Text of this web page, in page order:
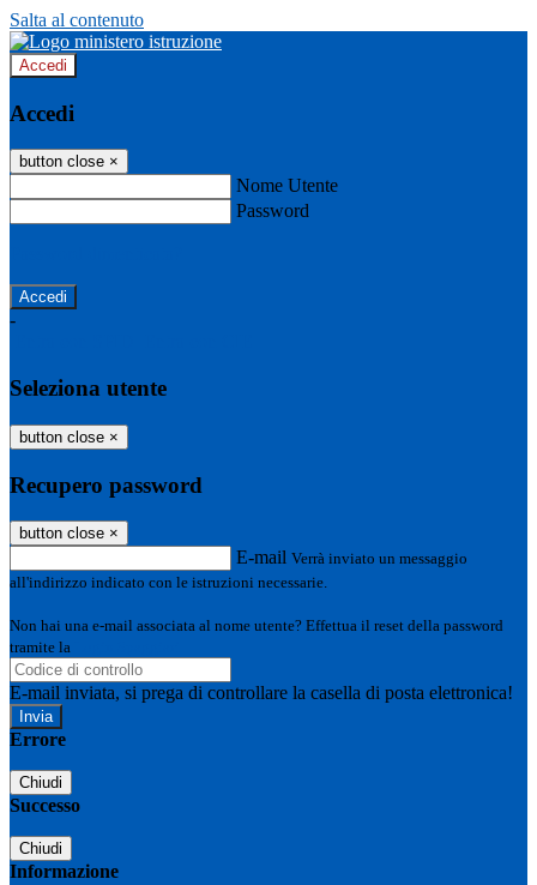
Salta al contenuto
Accedi
Accedi
button close ×
Nome Utente
Password
-
Seleziona utente
button close ×
Recupero password
button close ×
E-mail Verrà inviato un messaggio
all'indirizzo indicato con le istruzioni necessarie.
Non hai una e-mail associata al nome utente? Effettua il reset della password
tramite la
E-mail inviata, si prega di controllare la casella di posta elettronica!
Errore
Chiudi
Successo
Chiudi
Informazione